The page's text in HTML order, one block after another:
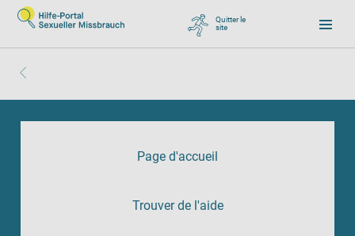
Quitter le
site, zu Google wechseln
Page d'accueil
Trouver de l'aide